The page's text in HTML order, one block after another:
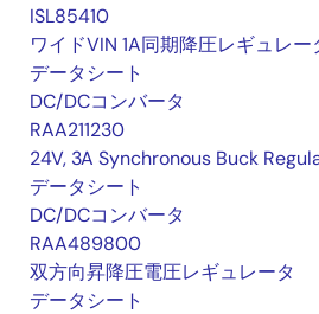
ISL85410
ワイドVIN 1A同期降圧レギュレー
データシート
DC/DCコンバータ
RAA211230
24V, 3A Synchronous Buck
データシート
DC/DCコンバータ
RAA489800
双方向昇降圧電圧レギュレータ
データシート